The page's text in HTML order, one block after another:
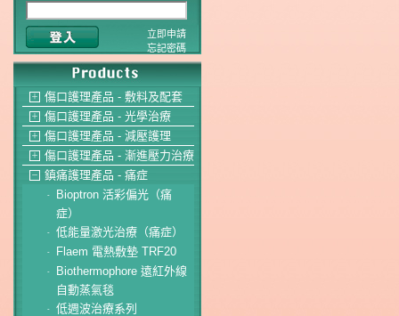
立即申請
忘記密碼
＋ 傷口護理產品 - 敷料及配套
＋ 傷口護理產品 - 光學治療
＋ 傷口護理產品 - 減壓護理
＋ 傷口護理產品 - 漸進壓力治療
－ 鎮痛護理產品 - 痛症
-
Bioptron 活彩偏光（痛
症）
- 低能量激光治療（痛症）
- Flaem 電熱敷墊 TRF20
-
Biothermophore 遠紅外線
自動蒸氣毯
- 低週波治療系列